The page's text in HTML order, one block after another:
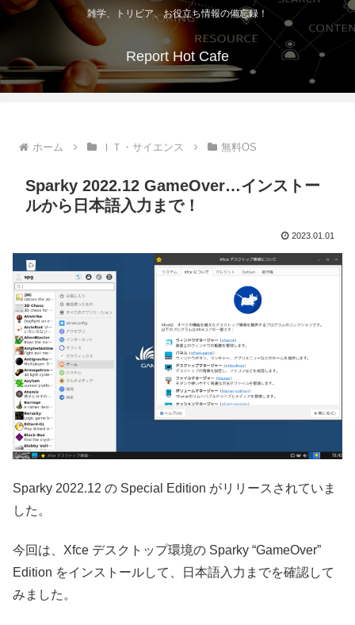
雑学、トリビア、お役立ち情報の備忘録！
Report Hot Cafe
ホーム ＩＴ・サイエンス 無料OS
Sparky 2022.12 GameOver…インストー
ルから日本語入力まで！
2023.01.01
Sparky 2022.12 の Special Edition がリリースされていま
した。
今回は、Xfce デスクトップ環境の Sparky “GameOver”
Edition をインストールして、日本語入力までを確認して
みました。